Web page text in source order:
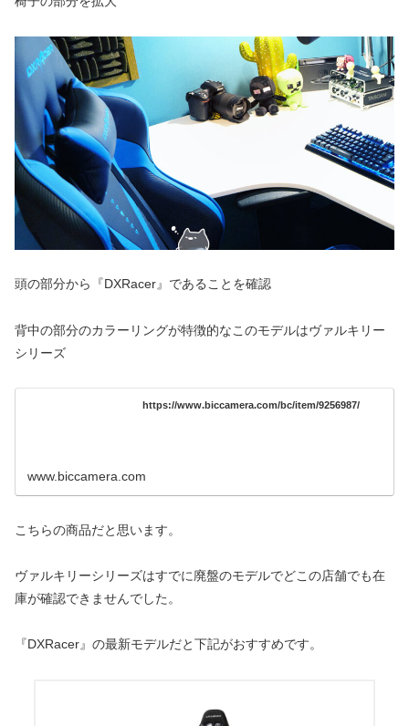
頭の部分から『DXRacer』であることを確認
背中の部分のカラーリングが特徴的なこのモデルはヴァルキリー
シリーズ
https://www.biccamera.com/bc/item/9256987/
www.biccamera.com
こちらの商品だと思います。
ヴァルキリーシリーズはすでに廃盤のモデルでどこの店舗でも在
庫が確認できませんでした。
『DXRacer』の最新モデルだと下記がおすすめです。